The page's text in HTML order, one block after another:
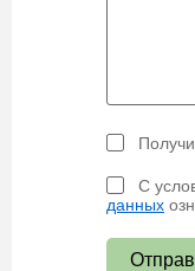
С
данных